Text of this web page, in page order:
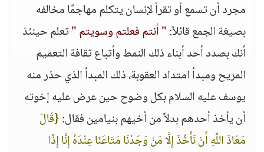
مجرد أن تسمع أو تقرأ لإنسان يتكلم مهاجمًا مخالفه
بصيغة الجمع قائلاً:" أنتم فعلتم وسويتم "تعلم حينئذ
أنك بصدد أحد أبناء ذلك النمط وأتباع ثقافة التعميم
المريح ومبدأ امتداد العقوبة، ذلك المبدأ الذي حذر منه
يوسف عليه السلام بكل وضوح حين عرض عليه إخوته
أن يأخذ أحدهم بدلاً من أخيهم بنيامين فقال:{قَالَ
مَعَاذَ اللَّهِ أَنْ نَأْخُذَ إِلَّا مَنْ وَجَدْنَا مَتَاعَنَا عِنْدَهُ إِنَّا إِذًا